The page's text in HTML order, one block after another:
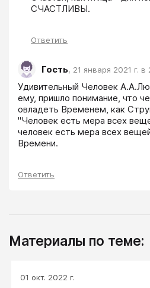
СЧАСТЛИВЫ.
Ответить
Гость, 21 января 2021 г. в
Удивительный Человек
ему, пришло понимание, что
овладеть Временем, как
"Человек есть мера всех
человек есть мера всех
Времени.
Ответить
Материалы по теме:
01 окт. 2022 г.